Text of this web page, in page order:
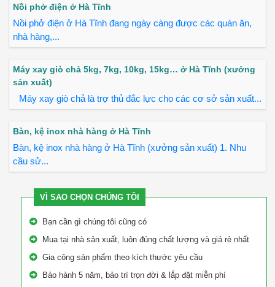
Nồi phở điện ở Hà Tĩnh
Nồi phở điện ở Hà Tĩnh đang ngày càng được các quán ăn,
nhà hàng,...
Máy xay giò chả 5kg, 7kg, 10kg, 15kg… ở Hà Tĩnh (xưởng
sản xuất)
Máy xay giò chả là trợ thủ đắc lực cho các cơ sở sản xuất...
Bàn, kệ inox nhà hàng ở Hà Tĩnh
Bàn, kệ inox nhà hàng ở Hà Tĩnh (xưởng sản xuất) 1. Nhu
cầu sử...
VÌ SAO CHỌN CHÚNG TÔI
Bạn cần gì chúng tôi cũng có
Mua tại nhà sản xuất, luôn đúng chất lượng và giá rẻ nhất
Gia công sản phẩm theo kích thước yêu cầu
Bảo hành 5 năm, bảo trì trọn đời & lắp đặt miễn phí